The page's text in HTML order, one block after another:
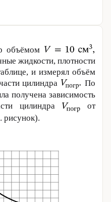
объёмом
жидкости, плотности
и измерял объём
цилиндра
По
получена зависимость
цилиндра
от
рисунок).